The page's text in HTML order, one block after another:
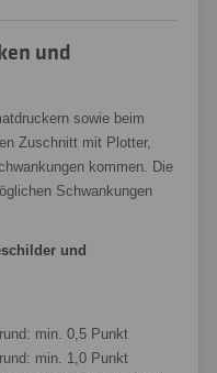
und
sowie beim
Zuschnitt mit Plotter,
kommen. Die
Schwankungen
und
min. 0,5 Punkt
min. 1,0 Punkt